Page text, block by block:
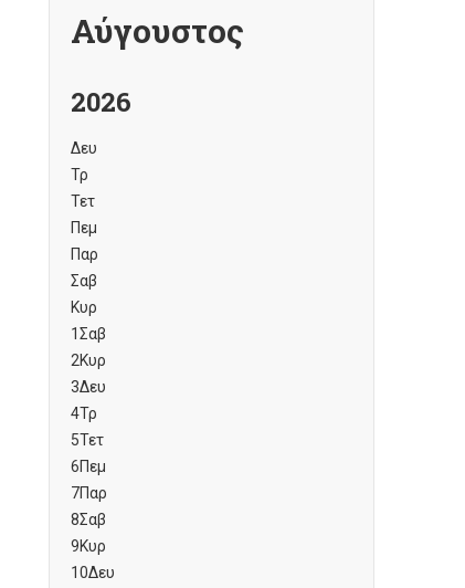
Αύγουστος
2026
Δευ
Τρ
Τετ
Πεμ
Παρ
Σαβ
Κυρ
1Σαβ
2Κυρ
3Δευ
4Τρ
5Τετ
6Πεμ
7Παρ
8Σαβ
9Κυρ
10Δευ